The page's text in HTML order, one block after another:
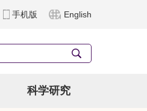
手机版 English
科学研究